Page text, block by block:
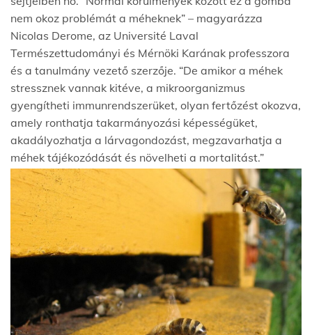
nem okoz problémát a méheknek” – magyarázza
Nicolas Derome, az Université Laval
Természettudományi és Mérnöki Karának professzora
és a tanulmány vezető szerzője. “De amikor a méhek
stressznek vannak kitéve, a mikroorganizmus
gyengítheti immunrendszerüket, olyan fertőzést okozva,
amely ronthatja takarmányozási képességüket,
akadályozhatja a lárvagondozást, megzavarhatja a
méhek tájékozódását és növelheti a mortalitást.”